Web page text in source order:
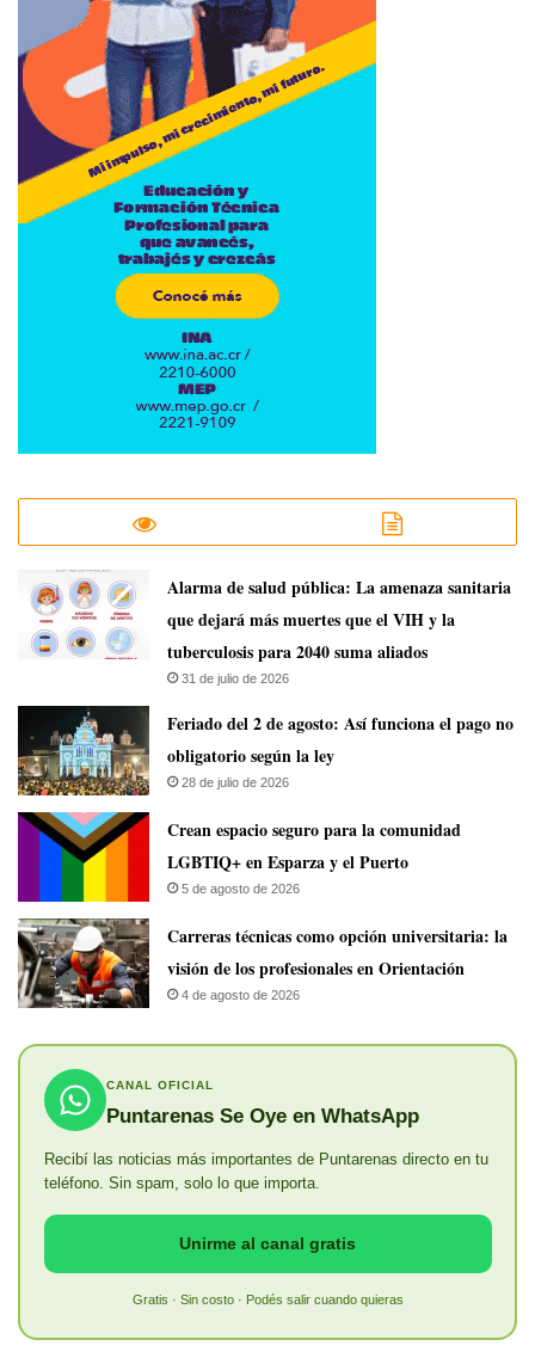
​Alarma de salud pública: La amenaza sanitaria
que dejará más muertes que el VIH y la
tuberculosis para 2040 suma aliados
31 de julio de 2026
Feriado del 2 de agosto: Así funciona el pago no
obligatorio según la ley
28 de julio de 2026
Crean espacio seguro para la comunidad
LGBTIQ+ en Esparza y el Puerto
5 de agosto de 2026
Carreras técnicas como opción universitaria: la
visión de los profesionales en Orientación
4 de agosto de 2026
CANAL OFICIAL
Puntarenas Se Oye en WhatsApp
Recibí las noticias más importantes de Puntarenas directo en tu
teléfono. Sin spam, solo lo que importa.
Unirme al canal gratis
Gratis · Sin costo · Podés salir cuando quieras